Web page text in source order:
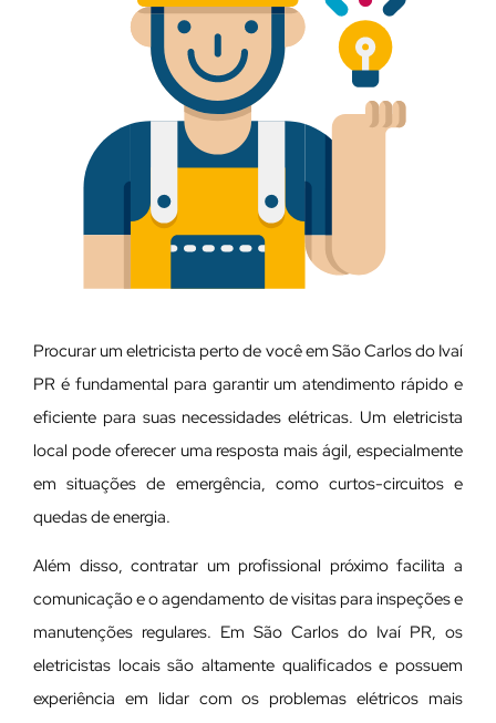
Procurar um eletricista perto de você em São Carlos do Ivaí
PR é fundamental para garantir um atendimento rápido e
eficiente para suas necessidades elétricas. Um eletricista
local pode oferecer uma resposta mais ágil, especialmente
em situações de emergência, como curtos-circuitos e
quedas de energia.
Além disso, contratar um profissional próximo facilita a
comunicação e o agendamento de visitas para inspeções e
manutenções regulares. Em São Carlos do Ivaí PR, os
eletricistas locais são altamente qualificados e possuem
experiência em lidar com os problemas elétricos mais